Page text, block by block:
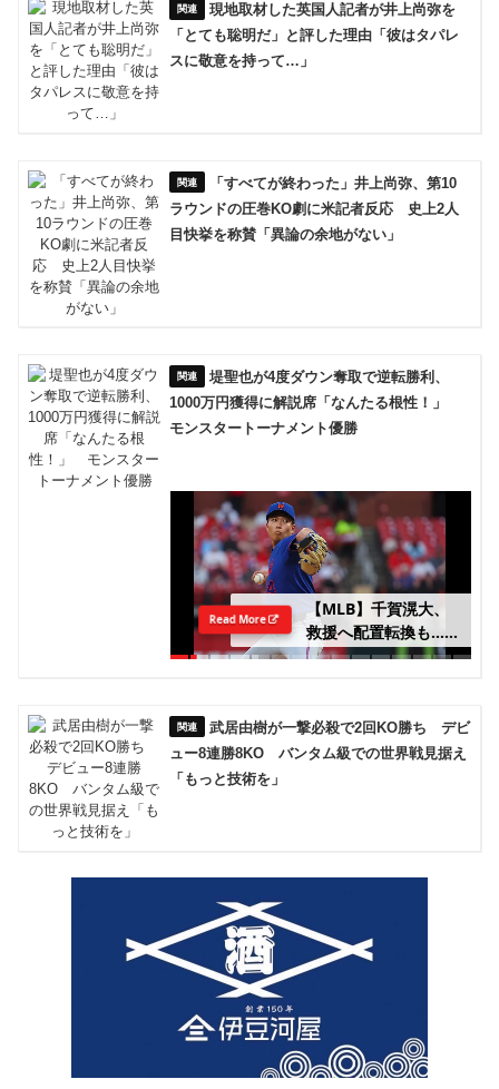
現地取材した英国人記者が井上尚弥を
「とても聡明だ」と評した理由「彼はタパレ
スに敬意を持って…」
「すべてが終わった」井上尚弥、第10
ラウンドの圧巻KO劇に米記者反応 史上2人
目快挙を称賛「異論の余地がない」
堤聖也が4度ダウン奪取で逆転勝利、
1000万円獲得に解説席「なんたる根性！」
モンスタートーナメント優勝
【MLB】千賀滉大、
救援へ配置転換も……
渡米後初の“100マイ
明言「終盤を任せる投
手として通用する」
Read More
武居由樹が一撃必殺で2回KO勝ち デビ
ュー8連勝8KO バンタム級での世界戦見据え
「もっと技術を」